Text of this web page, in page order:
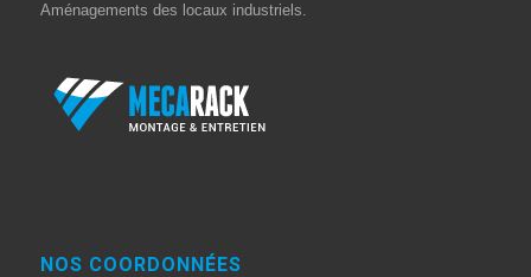
Aménagements des locaux industriels.
NOS COORDONNÉES